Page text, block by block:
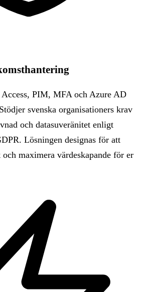
PIM, MFA och Azure AD
svenska organisationers krav
och datasuveränitet enligt
Lösningen designas för att
maximera värdeskapande för er